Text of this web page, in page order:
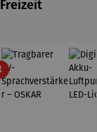
Rabatt